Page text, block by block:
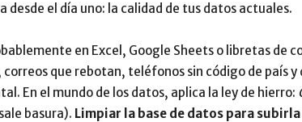
desde el día uno: la calidad de tus datos actuales.
en Excel, Google Sheets o libretas de
correos que rebotan, teléfonos sin código de país y
En el mundo de los datos, aplica la ley de hierro:
basura). Limpiar la base de datos para subirla